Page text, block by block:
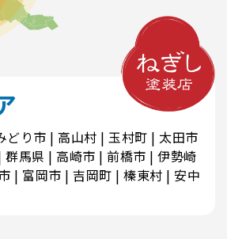
どり市 高山村 玉村町
太田市
群馬県 高崎市 前橋市
伊勢崎
富岡市 吉岡町 榛東村
安中